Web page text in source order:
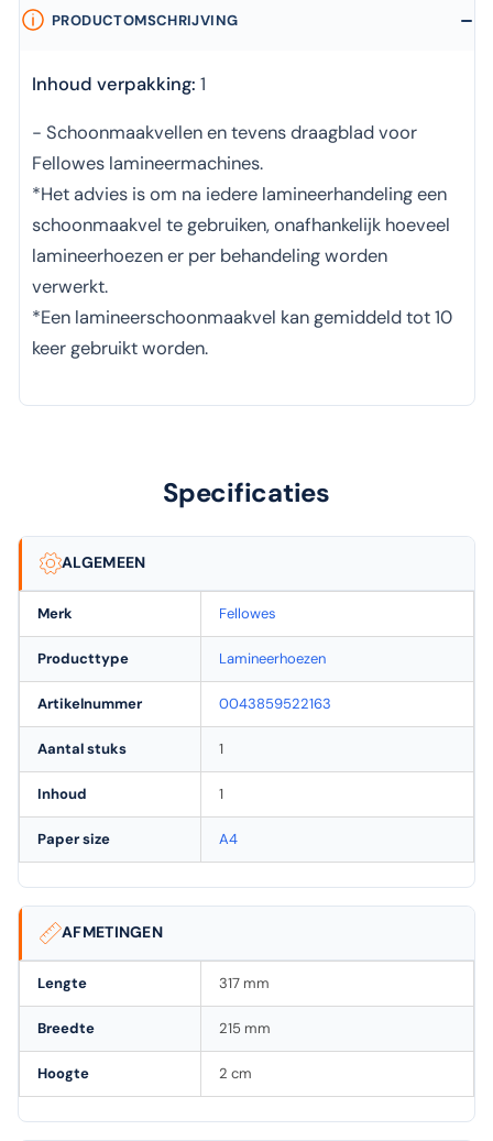
PRODUCTOMSCHRIJVING
Inhoud verpakking: 1
- Schoonmaakvellen en tevens draagblad voor
Fellowes lamineermachines.
*Het advies is om na iedere lamineerhandeling een
schoonmaakvel te gebruiken, onafhankelijk hoeveel
lamineerhoezen er per behandeling worden
verwerkt.
*Een lamineerschoonmaakvel kan gemiddeld tot 10
keer gebruikt worden.
Specificaties
ALGEMEEN
Merk Fellowes
Producttype Lamineerhoezen
Artikelnummer 0043859522163
Aantal stuks 1
Inhoud 1
Paper size A4
AFMETINGEN
Lengte 317 mm
Breedte 215 mm
Hoogte 2 cm